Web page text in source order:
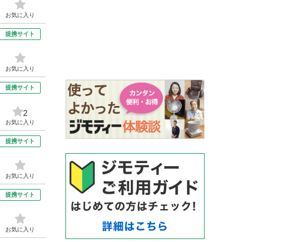
お気に入り
提携サイト
お気に入り
提携サイト
2
お気に入り
提携サイト
お気に入り
提携サイト
お気に入り